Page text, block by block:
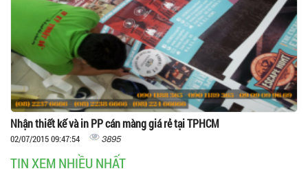
Nhận thiết kế và in PP cán màng giá rẻ tại TPHCM
02/07/2015 09:47:54 3895
TIN XEM NHIỀU NHẤT